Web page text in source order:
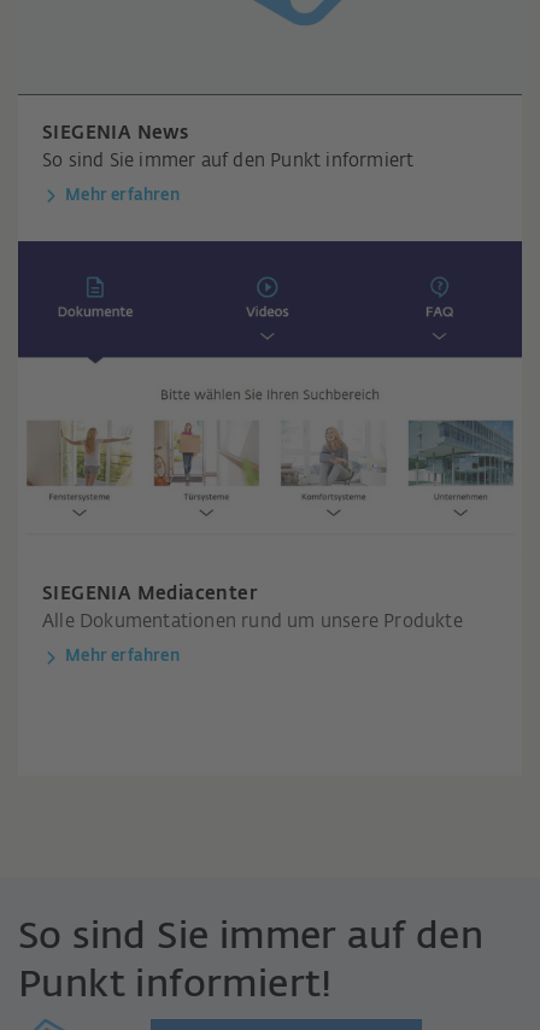
SIEGENIA News
So sind Sie immer auf den Punkt informiert
Mehr erfahren
SIEGENIA Mediacenter
Alle Dokumentationen rund um unsere Produkte
Mehr erfahren
So sind Sie immer auf den
Punkt informiert!